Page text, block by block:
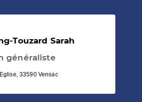
Touzard Sarah
généraliste
33590 Vensac